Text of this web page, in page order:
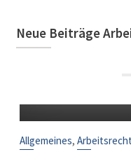
Neue Beiträge
Allgemeines, Arbeitsrecht